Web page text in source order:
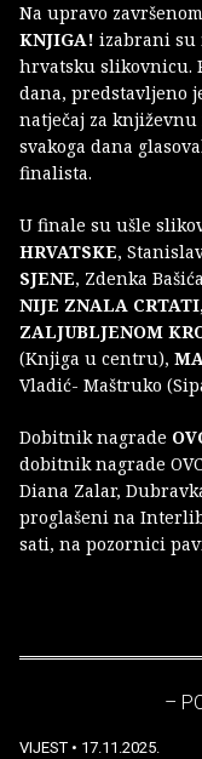
Na upravo
KNJIGA! izabrani su
hrvatsku slikovnicu.
dana, predstavljeno
natječaj za književnu
svakoga dana
finalista.
U finale su ušle
HRVATSKE,
SJENE, Zdenka
NIJE ZNALA
ZALJUBLJENOM
(Knjiga u centru),
Vladić- Maštruko
Dobitnik nagrade
dobitnik nagrade
Diana Zalar,
proglašeni na
sati, na pozornici
–
VIJEST • 17.11.2025.